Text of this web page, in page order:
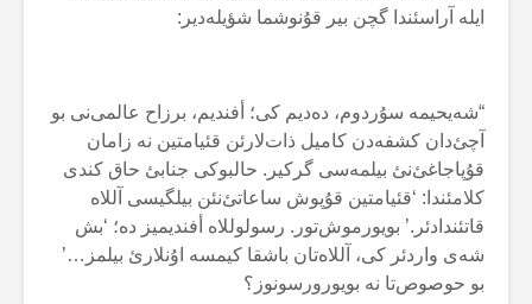
ایلە آراسئندا گچن بیر قۇنوشما شؤیلەدیر:
“شەیحیمە سۇردوم، دەدیم کی؛ أفندیم، برزاح عالمی‌نی بو
آچئ‌دان کشفەدن کامیل ذات‌لارئن قئیامتین نە زامان
قۇپاجاغئ‌نئ بیلمەسی گرکیر. حالبوکی جنابئ حاق کندی
کلامئندا: ‘قئیامتین قۇپوش ساعاتئ‌نئن بیلگیسی آللاە
قاتئندادئر.’ بویورموش‌تور. رسولوللاە أفندیمیز دە؛ ‘بش
شەی واردئر کی، آللاەتان باشقا کیمسە اۇنلارئ بیلمز…’
بو حوصوص‌تا نە بویورورسونوز؟